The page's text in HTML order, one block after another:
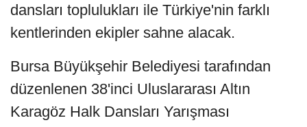
dansları toplulukları ile Türkiye'nin farklı
kentlerinden ekipler sahne alacak.
Bursa Büyükşehir Belediyesi tarafından
düzenlenen 38'inci Uluslararası Altın
Karagöz Halk Dansları Yarışması